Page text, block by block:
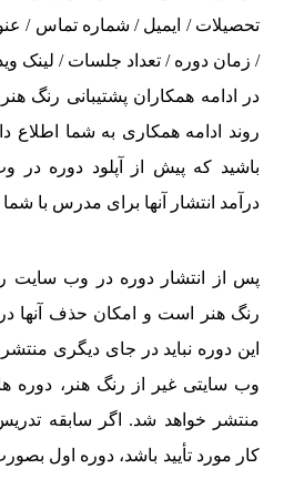
تحصیلات / ایمیل / شماره تماس /
/ زمان دوره / تعداد جلسات / لینک
در ادامه همکاران پشتیبانی رنگ
روند ادامه همکاری به شما اطلاع
باشید که پیش از آپلود دوره در
درآمد انتشار آنها برای مدرس با
پس از انتشار دوره در وب سایت
رنگ هنر است و امکان حذف آنها در
این دوره نباید در جای دیگری
وب سایتی غیر از رنگ هنر، دوره
منتشر خواهد شد. اگر سابقه
کار مورد تأیید باشد، دوره اول